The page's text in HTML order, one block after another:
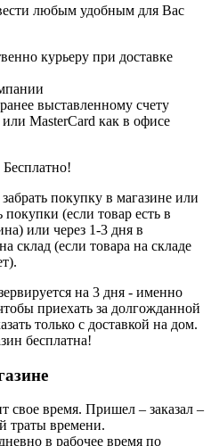
любым удобным для Вас
курьеру при доставке
выставленному счету
MasterCard как в офисе
Бесплатно!
покупку в магазине или
(если товар есть в
или через 1-3 дня в
склад (если товара на складе
на 3 дня - именно
приехать за долгожданной
только с доставкой на дом.
бесплатна!
свое время. Пришел – заказал –
траты времени.
в рабочее время по